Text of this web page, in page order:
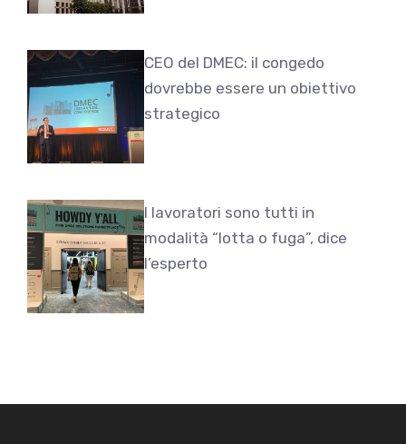
CEO del DMEC: il congedo
dovrebbe essere un obiettivo
strategico
I lavoratori sono tutti in
modalità “lotta o fuga”, dice
l’esperto